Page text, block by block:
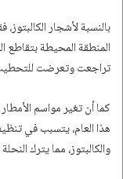
بالنسبة لأشجار
المنطقة المحيطة بتقاطع
تراجعت وتعرضت
كما أن تغير مواسم
هذا العام، يتسبب في
والكالبتوز، مما يترك